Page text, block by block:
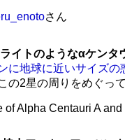
さん
イトのようなαケンタ
に地球に近いサイズの
の2星の周りをめぐって
of Alpha Centauri A